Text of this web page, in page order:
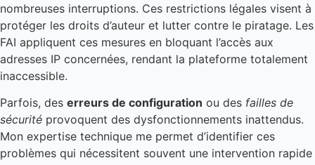
nombreuses interruptions. Ces restrictions légales visent à
protéger les droits d’auteur et lutter contre le piratage. Les
FAI appliquent ces mesures en bloquant l’accès aux
adresses IP concernées, rendant la plateforme totalement
inaccessible.
Parfois, des erreurs de configuration ou des failles de
sécurité provoquent des dysfonctionnements inattendus.
Mon expertise technique me permet d’identifier ces
problèmes qui nécessitent souvent une intervention rapide